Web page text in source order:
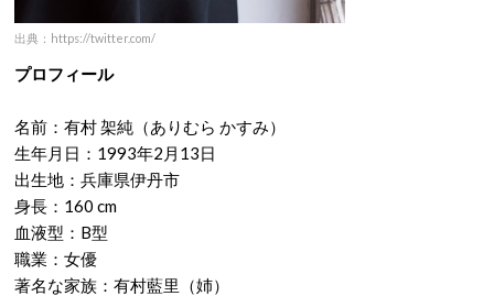
出典：https://twitter.com/
プロフィール
名前：有村 架純（ありむら かすみ）
生年月日：1993年2月13日
出生地：兵庫県伊丹市
身長：160 cm
血液型：B型
職業：女優
著名な家族：有村藍里（姉）